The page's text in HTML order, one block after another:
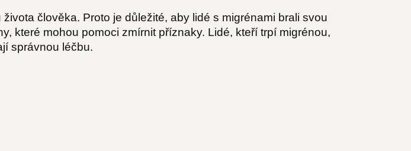
člověka. Proto je důležité, aby lidé s migrénami brali svou
které mohou pomoci zmírnit příznaky. Lidé, kteří trpí migrénou,
správnou léčbu.